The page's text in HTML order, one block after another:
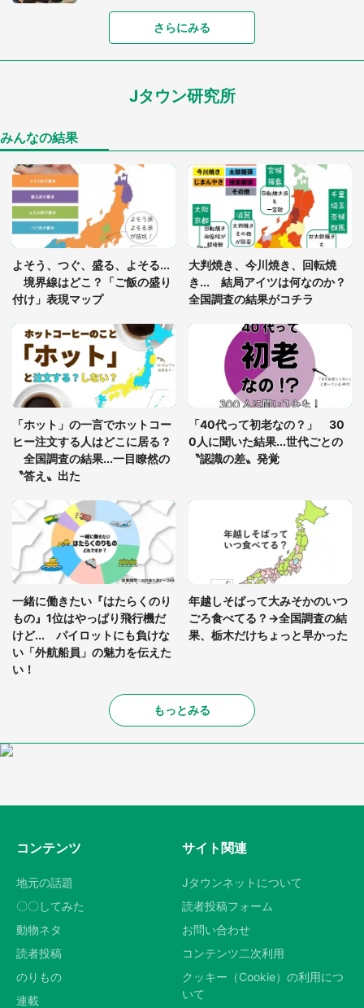
「富豪すぎ」1歳息子の〝店頭駄々こね〟の内容に1.
7万人驚がく 「お菓子売り場ならまだしも...」「ハ
ードル高い」
あまりにも四角すぎる猫、激写される 「これもう
「閉所恐怖症の私は新幹線で大パニック。隣席の青
年に『手を繋いで』とお願いしたら...」 体験談に
8万人感動
グっちゃってた〝野生の野菜〟に6.5万人戦慄
「○○がない街に住んでいます」住人の呟きに30万
人驚がく 何が存在しないか、あなたはわかる？
「修学旅行に途中参加する娘を送って行ったら、真
っ暗な道で遭難状態。なんとか見つけた民家に助け
を求めると、住人の男性が...」
さらにみる
Jタウン研究所
みんなの結果
よそう、つぐ、盛る、よそる...
境界線はどこ？「ご飯の盛り
付け」表現マップ
大判焼き、今川焼き、回転焼
き... 結局アイツは何なのか？
全国調査の結果がコチラ
「ホット」の一言でホットコー
ヒー注文する人はどこに居る？
全国調査の結果...一目瞭然の
〝答え〟出た
「40代って初老なの？」 30
0人に聞いた結果...世代ごとの
〝認識の差〟発覚
一緒に働きたい『はたらくのり
もの』1位はやっぱり飛行機だ
けど... パイロットにも負けな
い「外航船員」の魅力を伝えた
い！
年越しそばって大みそかのいつ
ごろ食べてる？→全国調査の結
果、栃木だけちょっと早かった
もっとみる
コンテンツ
地元の話題
〇〇してみた
動物ネタ
読者投稿
のりもの
連載
サイト関連
Jタウンネットについて
読者投稿フォーム
お問い合わせ
コンテンツ二次利用
クッキー（Cookie）の利用につ
いて